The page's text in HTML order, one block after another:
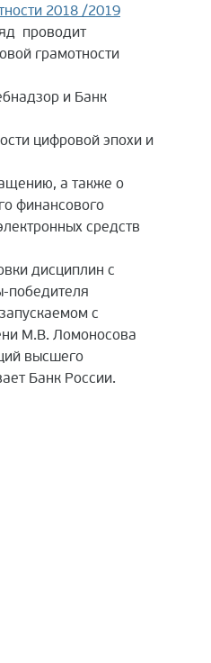
2018 /2019
проводит
грамотности
и Банк
цифровой эпохи и
а также о
финансового
средств
дисциплин с
победителя
с
М.В. Ломоносова
высшего
Банк России.